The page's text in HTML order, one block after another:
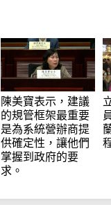
陳美寶表示，建議
的規管框架最重要
是為系統營辦商提
供確定性，讓他們
掌握到政府的要
求。